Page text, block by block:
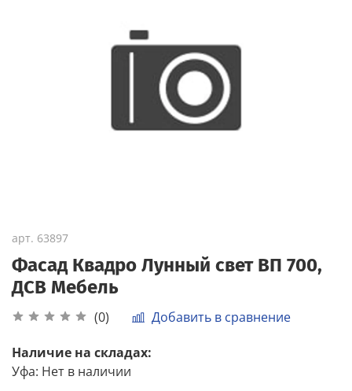
арт. 63897
Фасад Квадро Лунный свет ВП 700,
ДСВ Мебель
(0) Добавить в сравнение
Наличие на складах:
Уфа: Нет в наличии